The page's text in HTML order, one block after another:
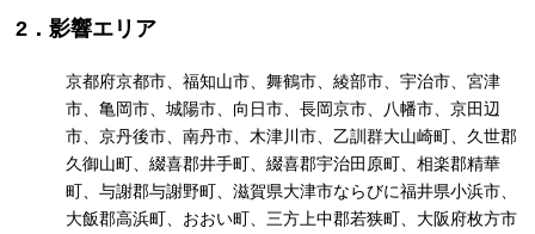
2．影響エリア
京都府京都市、福知山市、舞鶴市、綾部市、宇治市、宮津
市、亀岡市、城陽市、向日市、長岡京市、八幡市、京田辺
市、京丹後市、南丹市、木津川市、乙訓群大山崎町、久世郡
久御山町、綴喜郡井手町、綴喜郡宇治田原町、相楽郡精華
町、与謝郡与謝野町、滋賀県大津市ならびに福井県小浜市、
大飯郡高浜町、おおい町、三方上中郡若狭町、大阪府枚方市